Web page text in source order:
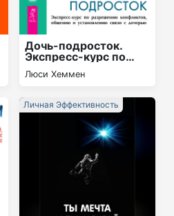
Дочь-подросток.
Экспресс-курс по
разрешению
конфликтов,
установлению связи с
ребенком
Люси Хеммен
Личная Эффективность